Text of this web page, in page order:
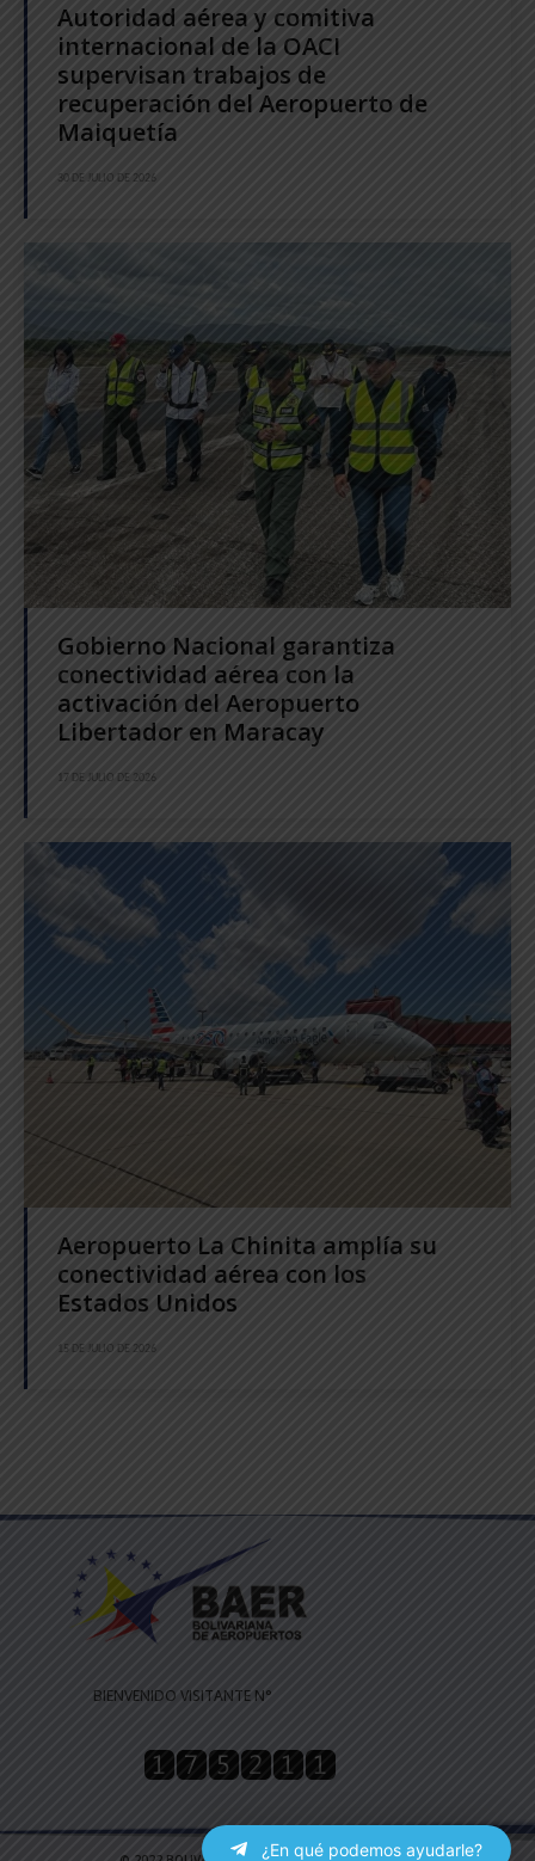
Autoridad aérea y comitiva
internacional de la OACI
supervisan trabajos de
recuperación del Aeropuerto de
Maiquetía
30 DE JULIO DE 2026
Gobierno Nacional garantiza
conectividad aérea con la
activación del Aeropuerto
Libertador en Maracay
17 DE JULIO DE 2026
Aeropuerto La Chinita amplía su
conectividad aérea con los
Estados Unidos
15 DE JULIO DE 2026
BIENVENIDO VISITANTE N°
¿En qué podemos ayudarle?